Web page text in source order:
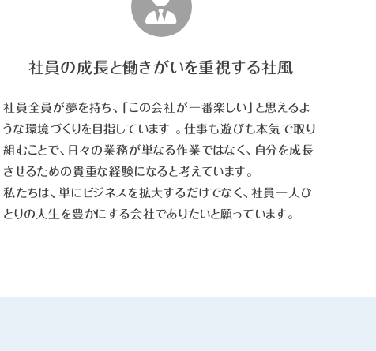
社員の成長と働きがいを重視する社風
社員全員が夢を持ち、「この会社が一番楽しい」と思えるよ
うな環境づくりを目指しています 。仕事も遊びも本気で取り
組むことで、日々の業務が単なる作業ではなく、自分を成長
させるための貴重な経験になると考えています。
私たちは、単にビジネスを拡大するだけでなく、社員一人ひ
とりの人生を豊かにする会社でありたいと願っています。